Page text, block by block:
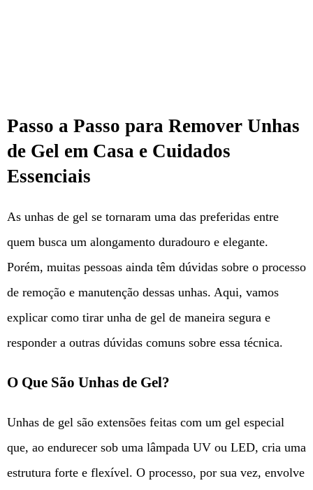
Passo a Passo para Remover Unhas
de Gel em Casa e Cuidados
Essenciais
As unhas de gel se tornaram uma das preferidas entre
quem busca um alongamento duradouro e elegante.
Porém, muitas pessoas ainda têm dúvidas sobre o processo
de remoção e manutenção dessas unhas. Aqui, vamos
explicar como tirar unha de gel de maneira segura e
responder a outras dúvidas comuns sobre essa técnica.
O Que São Unhas de Gel?
Unhas de gel são extensões feitas com um gel especial
que, ao endurecer sob uma lâmpada UV ou LED, cria uma
estrutura forte e flexível. O processo, por sua vez, envolve